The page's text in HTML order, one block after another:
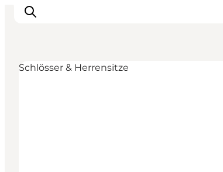
Schlösser & Herrensitze